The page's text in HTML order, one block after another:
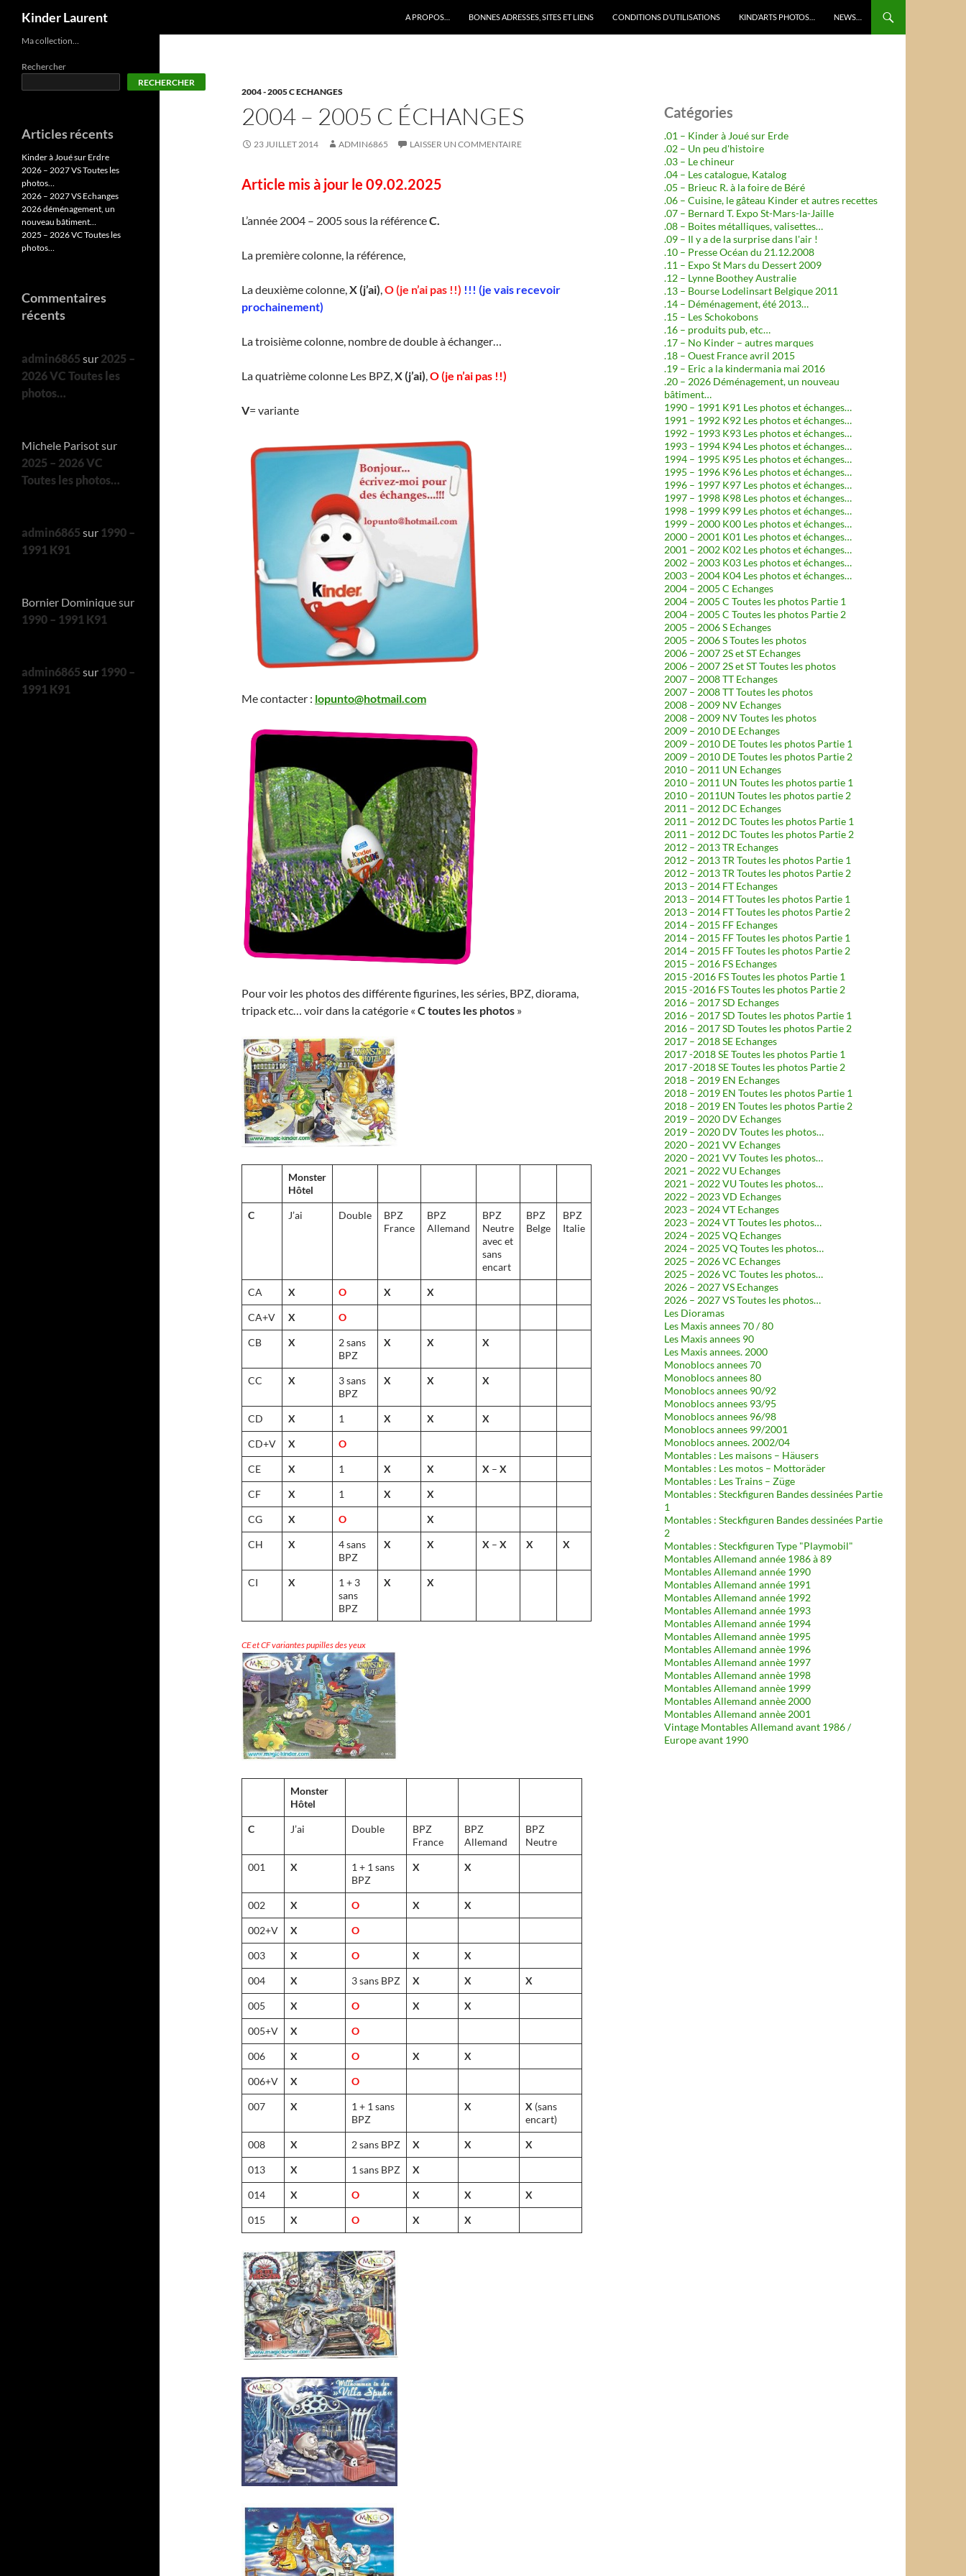
Aller
contenu
Kinder Laurent A PROPOS… BONNES ADRESSES, SITES ET LIENS CONDITIONS D’UTILISATIONS KIND’ARTS PHOTOS… NEWS…
2004 - 2005 C ECHANGES
2004 – 2005 C ÉCHANGES
23 JUILLET 2014 ADMIN6865 LAISSER UN COMMENTAIRE
Article mis à jour le 09.02.2025
L’année 2004 – 2005 sous la référenceC.
La première colonne, la référence,
La deuxième colonne,X (j’ai),O (je n’ai pas !!) !!! (je vais recevoir
prochainement)
La troisième colonne, nombre de double à échanger…
La quatrième colonne Les BPZ,X (j’ai),O (je n’ai pas !!)
V= variante
Me contacter : lopunto@hotmail.com
Pour voir les photos des différente figurines, les séries, BPZ, diorama,
tripack etc… voir dans la catégorie « C toutes les photos »
Monster
Hôtel
C J’ai Double
BPZ
France
BPZ
Allemand
BPZ
Neutre
avec et
sans
encart
BPZ
Belge
BPZ
Italie
CA X O X X
CA+V X O
CB X
2 sans
BPZ
X X X
CC X
3 sans
BPZ
X X X
CD X 1 X X X
CD+V X O
CE X 1 X X X – X
CF X 1 X X
CG X O X
CH X
4 sans
BPZ
X X X – X X X
CI X
1 + 3
sans
BPZ
X X
CE et CF variantes pupilles des yeux
Monster
Hôtel
C J’ai Double
BPZ
France
BPZ
Allemand
BPZ
Neutre
001 X
1 + 1 sans
BPZ
X X
002 X O X X
002+V X O
003 X O X X
004 X 3 sans BPZ X X X
005 X O X X
005+V X O
006 X O X X
006+V X O
007 X
1 + 1 sans
BPZ
X X (sans
encart)
008 X 2 sans BPZ X X X
013 X 1 sans BPZ X
014 X O X X X
015 X O X X
Catégories
.01 – Kinder à Joué sur Erde
.02 – Un peu d'histoire
.03 – Le chineur
.04 – Les catalogue, Katalog
.05 – Brieuc R. à la foire de Béré
.06 – Cuisine, le gâteau Kinder et autres recettes
.07 – Bernard T. Expo St-Mars-la-Jaille
.08 – Boites métalliques, valisettes…
.09 – Il y a de la surprise dans l'air !
.10 – Presse Océan du 21.12.2008
.11 – Expo St Mars du Dessert 2009
.12 – Lynne Boothey Australie
.13 – Bourse Lodelinsart Belgique 2011
.14 – Déménagement, été 2013…
.15 – Les Schokobons
.16 – produits pub, etc…
.17 – No Kinder – autres marques
.18 – Ouest France avril 2015
.19 – Eric a la kindermania mai 2016
.20 – 2026 Déménagement, un nouveau
bâtiment…
1990 – 1991 K91 Les photos et échanges…
1991 – 1992 K92 Les photos et échanges…
1992 – 1993 K93 Les photos et échanges…
1993 – 1994 K94 Les photos et échanges…
1994 – 1995 K95 Les photos et échanges…
1995 – 1996 K96 Les photos et échanges…
1996 – 1997 K97 Les photos et échanges…
1997 – 1998 K98 Les photos et échanges…
1998 – 1999 K99 Les photos et échanges…
1999 – 2000 K00 Les photos et échanges…
2000 – 2001 K01 Les photos et échanges…
2001 – 2002 K02 Les photos et échanges…
2002 – 2003 K03 Les photos et échanges…
2003 – 2004 K04 Les photos et échanges…
2004 – 2005 C Echanges
2004 – 2005 C Toutes les photos Partie 1
2004 – 2005 C Toutes les photos Partie 2
2005 – 2006 S Echanges
2005 – 2006 S Toutes les photos
2006 – 2007 2S et ST Echanges
2006 – 2007 2S et ST Toutes les photos
2007 – 2008 TT Echanges
2007 – 2008 TT Toutes les photos
2008 – 2009 NV Echanges
2008 – 2009 NV Toutes les photos
2009 – 2010 DE Echanges
2009 – 2010 DE Toutes les photos Partie 1
2009 – 2010 DE Toutes les photos Partie 2
2010 – 2011 UN Echanges
2010 – 2011 UN Toutes les photos partie 1
2010 – 2011UN Toutes les photos partie 2
2011 – 2012 DC Echanges
2011 – 2012 DC Toutes les photos Partie 1
2011 – 2012 DC Toutes les photos Partie 2
2012 – 2013 TR Echanges
2012 – 2013 TR Toutes les photos Partie 1
2012 – 2013 TR Toutes les photos Partie 2
2013 – 2014 FT Echanges
2013 – 2014 FT Toutes les photos Partie 1
2013 – 2014 FT Toutes les photos Partie 2
2014 – 2015 FF Echanges
2014 – 2015 FF Toutes les photos Partie 1
2014 – 2015 FF Toutes les photos Partie 2
2015 – 2016 FS Echanges
2015 -2016 FS Toutes les photos Partie 1
2015 -2016 FS Toutes les photos Partie 2
2016 – 2017 SD Echanges
2016 – 2017 SD Toutes les photos Partie 1
2016 – 2017 SD Toutes les photos Partie 2
2017 – 2018 SE Echanges
2017 -2018 SE Toutes les photos Partie 1
2017 -2018 SE Toutes les photos Partie 2
2018 – 2019 EN Echanges
2018 – 2019 EN Toutes les photos Partie 1
2018 – 2019 EN Toutes les photos Partie 2
2019 – 2020 DV Echanges
2019 – 2020 DV Toutes les photos…
2020 – 2021 VV Echanges
2020 – 2021 VV Toutes les photos…
2021 – 2022 VU Echanges
2021 – 2022 VU Toutes les photos…
2022 – 2023 VD Echanges
2023 – 2024 VT Echanges
2023 – 2024 VT Toutes les photos…
2024 – 2025 VQ Echanges
2024 – 2025 VQ Toutes les photos…
2025 – 2026 VC Echanges
2025 – 2026 VC Toutes les photos…
2026 – 2027 VS Echanges
2026 – 2027 VS Toutes les photos…
Les Dioramas
Les Maxis annees 70 / 80
Les Maxis annees 90
Les Maxis annees. 2000
Monoblocs annees 70
Monoblocs annees 80
Monoblocs annees 90/92
Monoblocs annees 93/95
Monoblocs annees 96/98
Monoblocs annees 99/2001
Monoblocs annees. 2002/04
Montables : Les maisons – Häusers
Montables : Les motos – Mottoräder
Montables : Les Trains – Züge
Montables : Steckfiguren Bandes dessinées Partie
1
Montables : Steckfiguren Bandes dessinées Partie
2
Montables : Steckfiguren Type "Playmobil"
Montables Allemand année 1986 à 89
Montables Allemand année 1990
Montables Allemand année 1991
Montables Allemand année 1992
Montables Allemand année 1993
Montables Allemand année 1994
Montables Allemand annèe 1995
Montables Allemand annèe 1996
Montables Allemand annèe 1997
Montables Allemand annèe 1998
Montables Allemand annèe 1999
Montables Allemand annèe 2000
Montables Allemand annèe 2001
Vintage Montables Allemand avant 1986 /
Europe avant 1990
Ma collection…
Rechercher
RECHERCHER
Articles récents
Kinder à Joué sur Erdre
2026 – 2027 VS Toutes les
photos…
2026 – 2027 VS Echanges
2026 déménagement, un
nouveau bâtiment…
2025 – 2026 VC Toutes les
photos…
Commentaires
récents
admin6865 sur 2025 –
2026 VC Toutes les
photos…
Michele Parisotsur
2025 – 2026 VC
Toutes les photos…
admin6865 sur 1990 –
1991 K91
Bornier Dominiquesur
1990 – 1991 K91
admin6865 sur 1990 –
1991 K91